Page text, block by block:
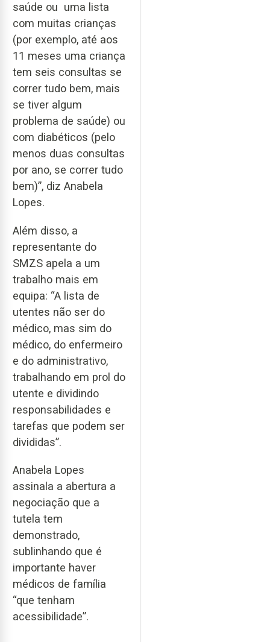
saúde ou uma lista
com muitas crianças
(por exemplo, até aos
11 meses uma criança
tem seis consultas se
correr tudo bem, mais
se tiver algum
problema de saúde) ou
com diabéticos (pelo
menos duas consultas
por ano, se correr tudo
bem)”, diz Anabela
Lopes.
Além disso, a
representante do
SMZS apela a um
trabalho mais em
equipa: “A lista de
utentes não ser do
médico, mas sim do
médico, do enfermeiro
e do administrativo,
trabalhando em prol do
utente e dividindo
responsabilidades e
tarefas que podem ser
divididas”.
Anabela Lopes
assinala a abertura a
negociação que a
tutela tem
demonstrado,
sublinhando que é
importante haver
médicos de família
“que tenham
acessibilidade”.